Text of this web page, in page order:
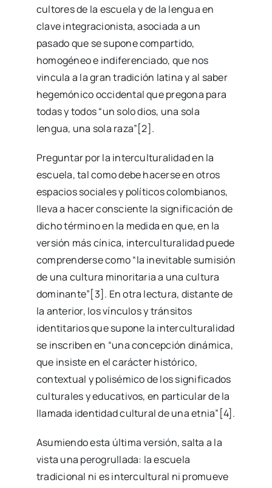
cultores de la escuela y de la lengua en
clave integracionista, asociada a un
pasado que se supone compartido,
homogéneo e indiferenciado, que nos
vincula a la gran tradición latina y al saber
hegemónico occidental que pregona para
todas y todos “un solo dios, una sola
lengua, una sola raza”[2].
Preguntar por la interculturalidad en la
escuela, tal como debe hacerse en otros
espacios sociales y políticos colombianos,
lleva a hacer consciente la significación de
dicho término en la medida en que, en la
versión más cínica, interculturalidad puede
comprenderse como “la inevitable sumisión
de una cultura minoritaria a una cultura
dominante”[3]. En otra lectura, distante de
la anterior, los vínculos y tránsitos
identitarios que supone la interculturalidad
se inscriben en “una concepción dinámica,
que insiste en el carácter histórico,
contextual y polisémico de los significados
culturales y educativos, en particular de la
llamada identidad cultural de una etnia”[4].
Asumiendo esta última versión, salta a la
vista una perogrullada: la escuela
tradicional ni es intercultural ni promueve